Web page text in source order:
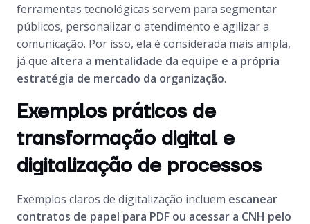
ferramentas tecnológicas servem para segmentar
públicos, personalizar o atendimento e agilizar a
comunicação. Por isso, ela é considerada mais ampla,
já que altera a mentalidade da equipe e a própria
estratégia de mercado da organização.
Exemplos práticos de
transformação digital e
digitalização de processos
Exemplos claros de digitalização incluem escanear
contratos de papel para PDF ou acessar a CNH pelo